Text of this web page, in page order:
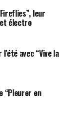
leur
électro
avec “Vive la
“Pleurer en